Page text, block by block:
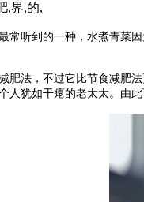
,界,的,
听到的一种，水煮青菜因
法，不过它比节食减肥法
人犹如干瘪的老太太。由